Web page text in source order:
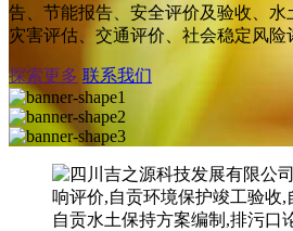
告、节能报告、安全评价及验收、
灾害评估、交通评价、社会稳定风险
探索更多 联系我们